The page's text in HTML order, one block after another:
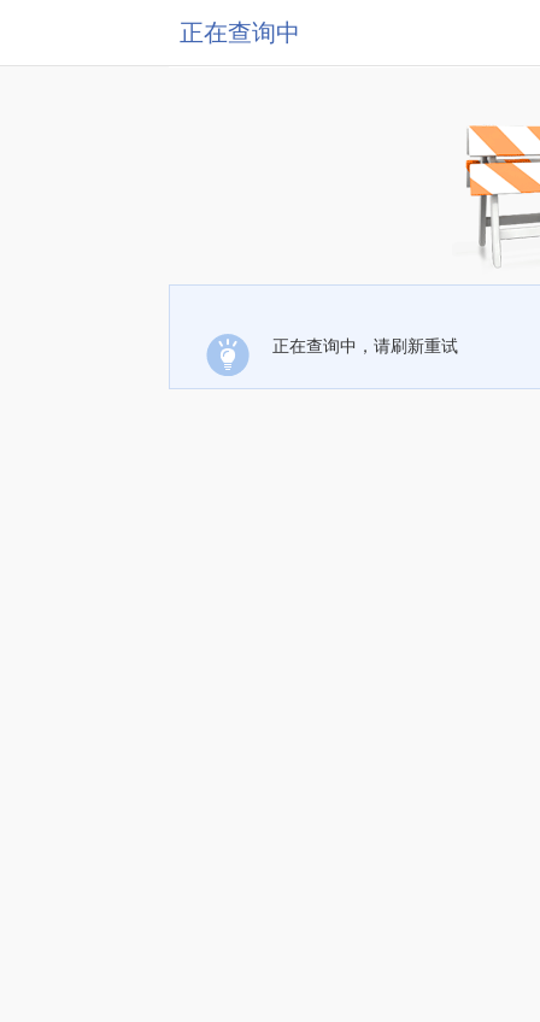
正在查询中
正在查询中，请刷新重试